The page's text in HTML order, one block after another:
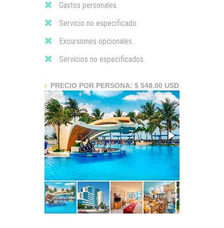
Gastos personales.
Servicio no especificado.
Excursiones opcionales.
Servicios no especificados.
PRECIO POR PERSONA: $ 548.00 USD